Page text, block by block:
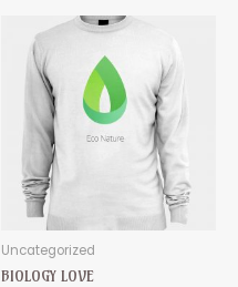
Uncategorized
BIOLOGY LOVE